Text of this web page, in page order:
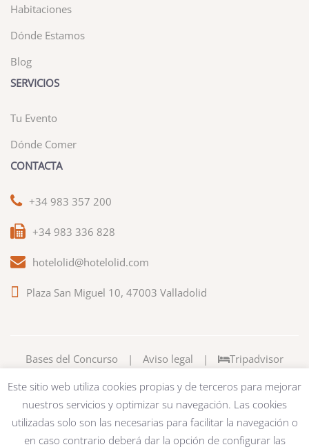
Habitaciones
Dónde Estamos
Blog
SERVICIOS
Tu Evento
Dónde Comer
CONTACTA
+34 983 357 200
+34 983 336 828
hotelolid@hotelolid.com
Plaza San Miguel 10, 47003 Valladolid
Bases del Concurso | Aviso legal |
Tripadvisor
Este sitio web utiliza cookies propias y de terceros para mejorar
nuestros servicios y optimizar su navegación. Las cookies
utilizadas solo son las necesarias para facilitar la navegación o
en caso contrario deberá dar la opción de configurar las